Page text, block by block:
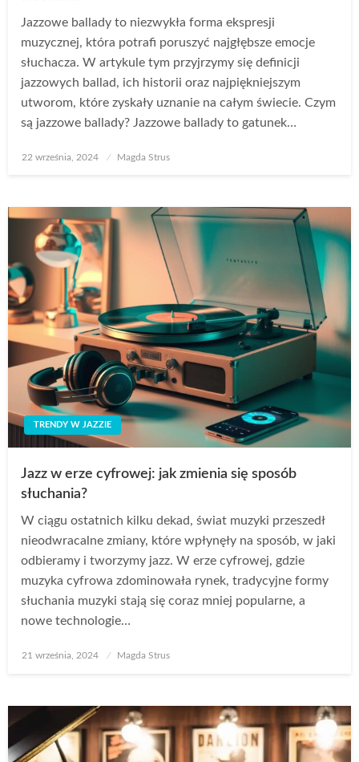
Jazzowe ballady to niezwykła forma ekspresji
muzycznej, która potrafi poruszyć najgłębsze emocje
słuchacza. W artykule tym przyjrzymy się definicji
jazzowych ballad, ich historii oraz najpiękniejszym
utworom, które zyskały uznanie na całym świecie. Czym
są jazzowe ballady? Jazzowe ballady to gatunek…
Opublikowane
22 września, 2024 Magda Strus
TRENDY W JAZZIE
Jazz w erze cyfrowej: jak zmienia się sposób
słuchania?
W ciągu ostatnich kilku dekad, świat muzyki przeszedł
nieodwracalne zmiany, które wpłynęły na sposób, w jaki
odbieramy i tworzymy jazz. W erze cyfrowej, gdzie
muzyka cyfrowa zdominowała rynek, tradycyjne formy
słuchania muzyki stają się coraz mniej popularne, a
nowe technologie…
Opublikowane
21 września, 2024 Magda Strus